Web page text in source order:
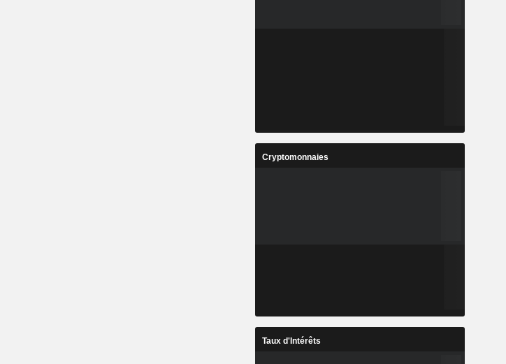
Cryptomonnaies
Taux d'Intérêts